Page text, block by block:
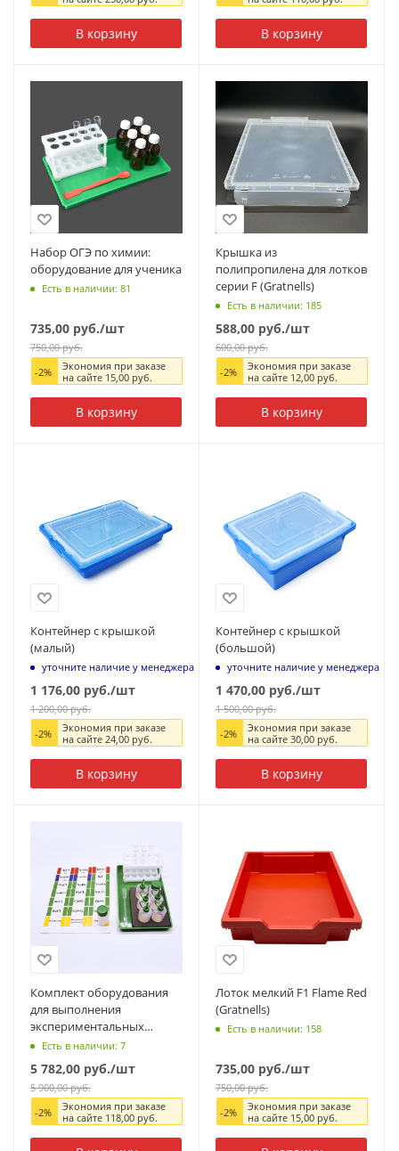
В корзину В корзину
Набор ОГЭ по химии:
оборудование для ученика
Есть в наличии: 81
735,00 руб./шт
750,00руб.
-2%
Экономия при заказе
на сайте 15,00руб.
В корзину
Крышка из
полипропилена для лотков
серии F (Gratnells)
Есть в наличии: 185
588,00 руб./шт
600,00руб.
-2%
Экономия при заказе
на сайте 12,00руб.
В корзину
Контейнер с крышкой
(малый)
уточните наличие у менеджера
1 176,00 руб./шт
1 200,00руб.
-2%
Экономия при заказе
на сайте 24,00руб.
В корзину
Контейнер с крышкой
(большой)
уточните наличие у менеджера
1 470,00 руб./шт
1 500,00руб.
-2%
Экономия при заказе
на сайте 30,00руб.
В корзину
Комплект оборудования
для выполнения
экспериментальных
заданий ОГЭ по химии
Есть в наличии: 7
5 782,00 руб./шт
5 900,00руб.
-2%
Экономия при заказе
на сайте 118,00руб.
Лоток мелкий F1 Flame Red
(Gratnells)
Есть в наличии: 158
735,00 руб./шт
750,00руб.
-2%
Экономия при заказе
на сайте 15,00руб.